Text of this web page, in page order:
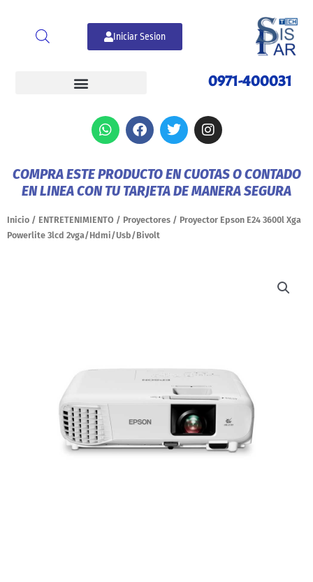
contenido
Iniciar Sesion
0971-400031
W
h
s
a
p
F
a
b
o
k
T
w
t
e
I
n
a
g
a
COMPRA ESTE PRODUCTO EN CUOTAS O CONTADO
EN LINEA CON TU TARJETA DE MANERA SEGURA
Inicio / ENTRETENIMIENTO / Proyectores / Proyector Epson E24 3600l Xga
Powerlite 3lcd 2vga/Hdmi/Usb/Bivolt